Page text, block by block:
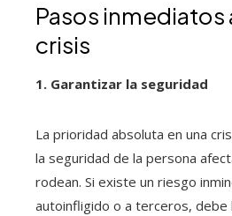
Pasos inmediatos
crisis
1. Garantizar la seguridad
La prioridad absoluta en una
la seguridad de la persona
rodean. Si existe un riesgo
autoinfligido o a terceros, debe